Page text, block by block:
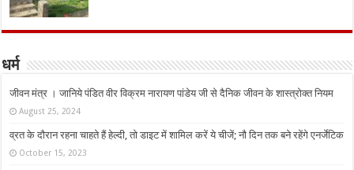
धर्म
जीवन मंत्र । जानिये पंडित वीर विक्रम नारायण पांडेय जी से दैनिक जीवन के शास्त्रोक्त नियम
August 25, 2024
व्रत के दौरान रहना चाहते हैं हेल्दी, तो डाइट में शामिल करें ये चीजें; नौ दिन तक बने रहेंगे एनर्जेटिक
October 15, 2023